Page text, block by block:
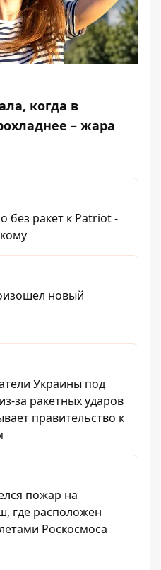
когда в
– жара
без ракет к Patriot -
новый
Украины под
за ракетных ударов
правительство к
пожар на
где расположен
Роскосмоса